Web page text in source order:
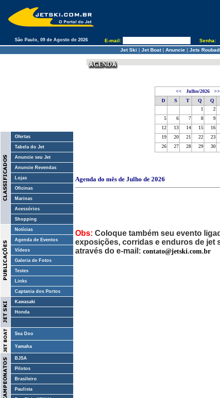
São Paulo, 09 de Agosto de 2026 E-mail:
Senha:
Jet Ski | Jet Boat| Anuncie | Jets
Ofertas
Tabela do Jet
Anuncie seu Jet
Anuncie Revendas
Lojas
Oficinas
Marinas
Acessórios
Shopping
Notícias
Agenda de Eventos
Vídeos
Galeria de Fotos
Testes
Links
Captania dos Portos
Kawasaki
Honda
Sea Doo
Yamaha
BJSA
Pilotos
Brasileiro
Paulista
<< Julho/2026
>>
D
S T Q
Q
1
2
5
6 7 8
9
12
13 14 15
16
19
20 21 22
23
26
27 28 29 30
Agenda do mês de Julho de 2026
Obs: Coloque também seu evento
exposições, corridas e enduros de jet
através do e-mail: contato@jetski.com.br